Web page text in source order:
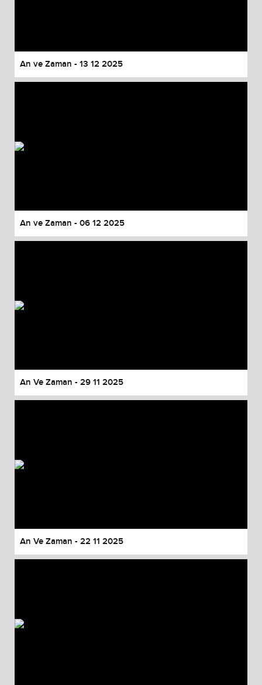
An ve Zaman - 13 12 2025
An ve Zaman - 06 12 2025
An Ve Zaman - 29 11 2025
An Ve Zaman - 22 11 2025